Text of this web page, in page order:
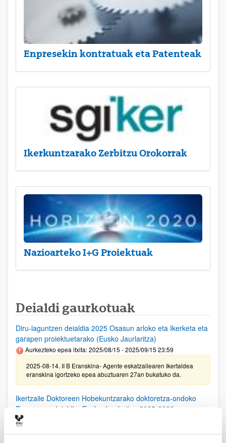
Enpresekin kontratuak eta Patenteak
Ikerkuntzarako Zerbitzu Orokorrak
Nazioarteko I+G Proiektuak
Deialdi gaurkotuak
Diru-laguntzen deialdia 2025 Osasun arloko eta Ikerketa eta
garapen proiektuetarako (Eusko Jaurlaritza)
Aurkezteko epea itxita: 2025/08/15 - 2025/09/15 23:59
2025-08-14. II B Eranskina- Agente eskatzailearen Ikertaldea
eranskina igortzeko epea abuztuaren 27an bukatuko da.
Ikertzaile Doktoreen Hobekuntzarako doktoretza-ondoko
Programen deialdia, Eusko Jaurlaritza 2025-2028
25/08/25. EHUko konpromiso agiria lortzeko epea 2025/09/10